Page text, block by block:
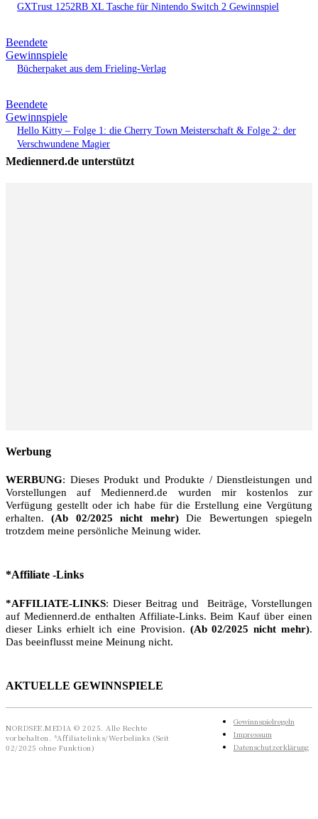
GXTrust 1252RB XL Tasche für Nintendo Switch 2 Gewinnspiel
Beendete
Gewinnspiele
Bücherpaket aus dem Frieling-Verlag
Beendete
Gewinnspiele
Hello Kitty – Folge 1: die Cherry Town Meisterschaft & Folge 2: der
Verschwundene Magier
Mediennerd.de unterstützt
Werbung
WERBUNG: Dieses Produkt und Produkte / Dienstleistungen und
Vorstellungen auf Mediennerd.de wurden mir kostenlos zur
Verfügung gestellt oder ich habe für die Erstellung eine Vergütung
erhalten.(Ab 02/2025 nicht mehr)Die Bewertungen spiegeln
trotzdem meine persönliche Meinung wider.
*Affiliate -Links
*AFFILIATE-LINKS: Dieser Beitrag und Beiträge, Vorstellungen
auf Mediennerd.de enthalten Affiliate-Links. Beim Kauf über einen
dieser Links erhielt ich eine Provision. (Ab 02/2025 nicht mehr).
Das beeinflusst meine Meinung nicht.
AKTUELLE GEWINNSPIELE
NORDSEE.MEDIA © 2025. Alle Rechte
vorbehalten. *Affiliatelinks/Werbelinks (Seit
02/2025 ohne Funktion)
Gewinnspielregeln
Impressum
Datenschutzerklärung